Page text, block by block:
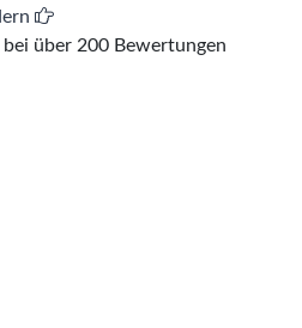
über 200 Bewertungen